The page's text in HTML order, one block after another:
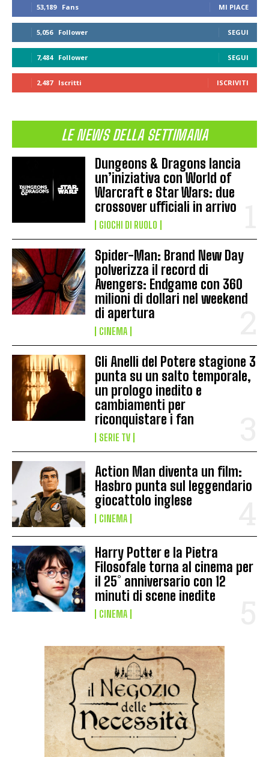
53,189 Fans MI PIACE
5,056 Follower SEGUI
7,484 Follower SEGUI
2,487 Iscritti ISCRIVITI
LE NEWS DELLA SETTIMANA
Dungeons & Dragons lancia
un’iniziativa con World of
Warcraft e Star Wars: due
crossover ufficiali in arrivo
GIOCHI DI RUOLO
Spider-Man: Brand New Day
polverizza il record di
Avengers: Endgame con 360
milioni di dollari nel weekend
di apertura
CINEMA
Gli Anelli del Potere stagione 3
punta su un salto temporale,
un prologo inedito e
cambiamenti per
riconquistare i fan
SERIE TV
Action Man diventa un film:
Hasbro punta sul leggendario
giocattolo inglese
CINEMA
Harry Potter e la Pietra
Filosofale torna al cinema per
il 25° anniversario con 12
minuti di scene inedite
CINEMA